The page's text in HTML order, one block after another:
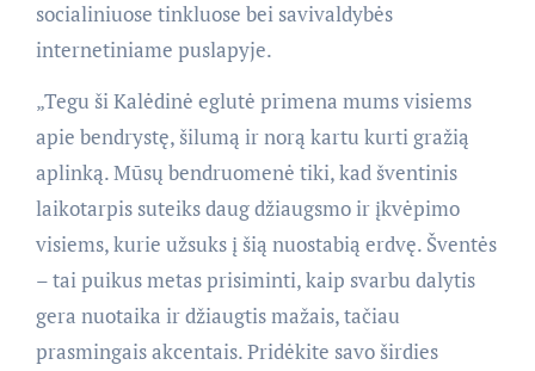
socialiniuose tinkluose bei savivaldybės
internetiniame puslapyje.
„Tegu ši Kalėdinė eglutė primena mums visiems
apie bendrystę, šilumą ir norą kartu kurti gražią
aplinką. Mūsų bendruomenė tiki, kad šventinis
laikotarpis suteiks daug džiaugsmo ir įkvėpimo
visiems, kurie užsuks į šią nuostabią erdvę. Šventės
– tai puikus metas prisiminti, kaip svarbu dalytis
gera nuotaika ir džiaugtis mažais, tačiau
prasmingais akcentais. Pridėkite savo širdies